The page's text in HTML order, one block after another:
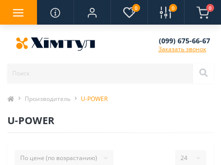
0 0 0
(099) 675-66-67
Заказать звонок
Производитель U-POWER
U-POWER